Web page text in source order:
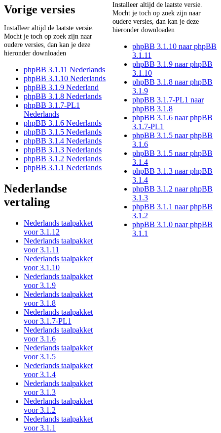
Vorige versies
Installeer altijd de laatste versie.
Mocht je toch op zoek zijn naar
oudere versies, dan kan je deze
hieronder downloaden
phpBB 3.1.11 Nederlands
phpBB 3.1.10 Nederlands
phpBB 3.1.9 Nederland
phpBB 3.1.8 Nederlands
phpBB 3.1.7-PL1
Nederlands
phpBB 3.1.6 Nederlands
phpBB 3.1.5 Nederlands
phpBB 3.1.4 Nederlands
phpBB 3.1.3 Nederlands
phpBB 3.1.2 Nederlands
phpBB 3.1.1 Nederlands
Nederlandse
vertaling
Nederlands taalpakket
voor 3.1.12
Nederlands taalpakket
voor 3.1.11
Nederlands taalpakket
voor 3.1.10
Nederlands taalpakket
voor 3.1.9
Nederlands taalpakket
voor 3.1.8
Nederlands taalpakket
voor 3.1.7-PL1
Nederlands taalpakket
voor 3.1.6
Nederlands taalpakket
voor 3.1.5
Nederlands taalpakket
voor 3.1.4
Nederlands taalpakket
voor 3.1.3
Nederlands taalpakket
voor 3.1.2
Nederlands taalpakket
voor 3.1.1
Installeer altijd de laatste versie.
Mocht je toch op zoek zijn naar
oudere versies, dan kan je deze
hieronder downloaden
phpBB 3.1.10 naar phpBB
3.1.11
phpBB 3.1.9 naar phpBB
3.1.10
phpBB 3.1.8 naar phpBB
3.1.9
phpBB 3.1.7-PL1 naar
phpBB 3.1.8
phpBB 3.1.6 naar phpBB
3.1.7-PL1
phpBB 3.1.5 naar phpBB
3.1.6
phpBB 3.1.5 naar phpBB
3.1.4
phpBB 3.1.3 naar phpBB
3.1.4
phpBB 3.1.2 naar phpBB
3.1.3
phpBB 3.1.1 naar phpBB
3.1.2
phpBB 3.1.0 naar phpBB
3.1.1